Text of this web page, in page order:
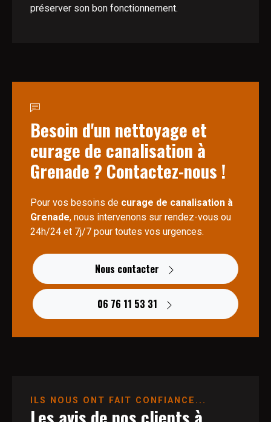
préserver son bon fonctionnement.
Besoin d'un nettoyage et
curage de canalisation à
Grenade ? Contactez-nous !
Pour vos besoins de curage de canalisation à
Grenade, nous intervenons sur rendez-vous ou
24h/24 et 7j/7 pour toutes vos urgences.
Nous contacter
06 76 11 53 31
ILS NOUS ONT FAIT CONFIANCE...